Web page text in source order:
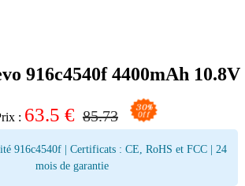
916c4540f 4400mAh 10.8V
: 63.5 € 85.73
916c4540f | Certificats : CE, RoHS et FCC | 24
mois de garantie